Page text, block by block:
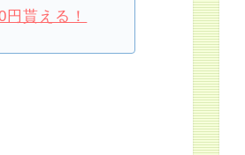
貰える！